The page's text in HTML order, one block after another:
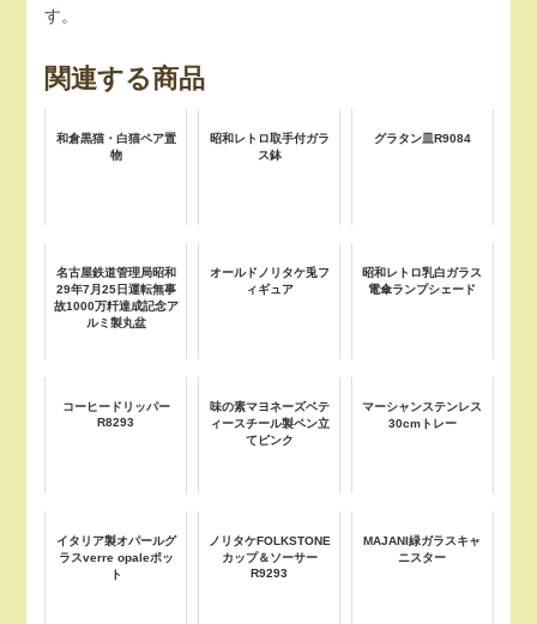
す。
関連する商品
和倉黒猫・白猫ペア置
物
昭和レトロ取手付ガラ
ス鉢
グラタン皿R9084
名古屋鉄道管理局昭和
29年7月25日運転無事
故1000万粁達成記念ア
ルミ製丸盆
オールドノリタケ兎フ
ィギュア
昭和レトロ乳白ガラス
電傘ランプシェード
コーヒードリッパー
R8293
味の素マヨネーズベテ
ィースチール製ペン立
てピンク
マーシャンステンレス
30cmトレー
イタリア製オパールグ
ラスverre opaleポッ
ト
ノリタケFOLKSTONE
カップ＆ソーサー
R9293
MAJANI緑ガラスキャ
ニスター